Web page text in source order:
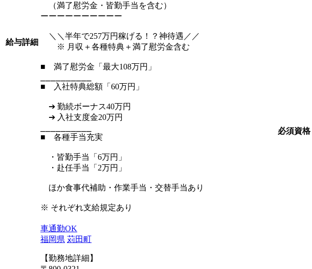
給与詳細
（満了慰労金・皆勤手当を含む）
ーーーーーーーーーー
＼＼半年で257万円稼げる！？神待遇／／
※ 月収＋各種特典＋満了慰労金含む
■ 満了慰労金「最大108万円」
■ 入社特典総額「60万円」
➔ 勤続ボーナス40万円
➔ 入社支度金20万円
■ 各種手当充実
・皆勤手当「6万円」
・赴任手当「2万円」
ほか食事代補助・作業手当・交替手当あり
※ それぞれ支給規定あり
車通勤OK
福岡県 苅田町
【勤務地詳細】
必須資格